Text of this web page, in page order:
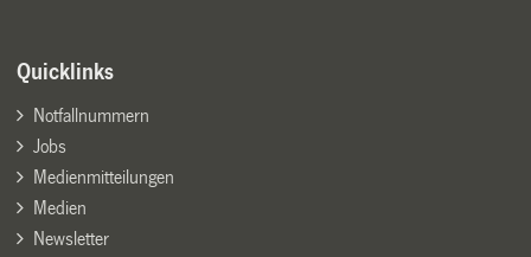
Quicklinks
Notfallnummern
Jobs
Medienmitteilungen
Medien
Newsletter